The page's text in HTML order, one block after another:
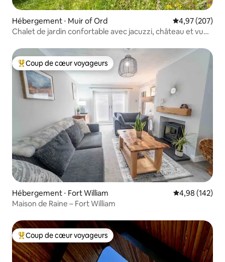
Hébergement ⋅ Muir of Ord Évaluation
4,97 (207)
Chalet de jardin confortable avec jacuzzi, château et vue
Coups de cœur voyageurs les plus appréciés
Coup de cœur voyageurs
Hébergement ⋅ Fort William Évaluation
4,98 (142)
Maison de Raine – Fort William
Coups de cœur voyageurs les plus appréciés
Coup de cœur voyageurs